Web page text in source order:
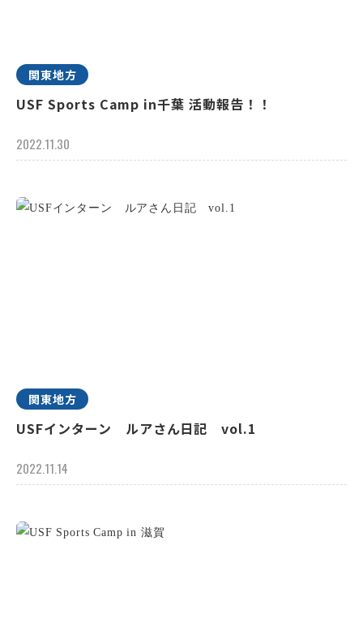
関東地方
USF Sports Camp in千葉 活動報告！！
2022.11.30
関東地方
USFインターン ルアさん日記 vol.1
2022.11.14